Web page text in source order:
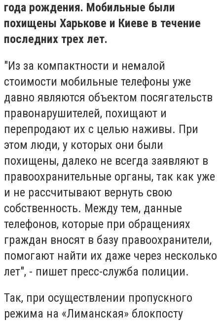
года рождения. Мобильные были
похищены Харькове и Киеве в течение
последних трех лет.
"Из за компактности и немалой
стоимости мобильные телефоны уже
давно являются объектом посягательств
правонарушителей, похищают и
перепродают их с целью наживы. При
этом люди, у которых они были
похищены, далеко не всегда заявляют в
правоохранительные органы, так как уже
и не рассчитывают вернуть свою
собственность. Между тем, данные
телефонов, которые при обращениях
граждан вносят в базу правоохранители,
помогают найти их даже через несколько
лет", - пишет пресс-служба полиции.
Так, при осуществлении пропускного
режима на «Лиманская» блокпосту